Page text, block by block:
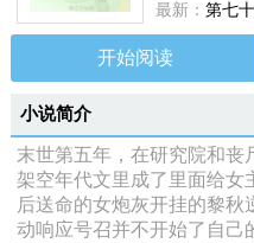
最新： 第七
开始阅读
小说简介
末世第五年，在研究院和丧
架空年代文里成了里面给女
后送命的女炮灰开挂的黎秋
动响应号召并不开始了自己